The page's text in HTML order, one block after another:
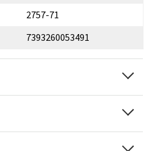
2757-71
7393260053491